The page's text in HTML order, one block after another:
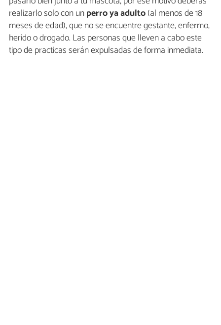
realizarlo solo con unperro ya adulto(al menos de 18
meses de edad), que no se encuentre gestante, enfermo,
herido o drogado. Las personas que lleven a cabo este
tipo de practicas serán expulsadas de forma inmediata.